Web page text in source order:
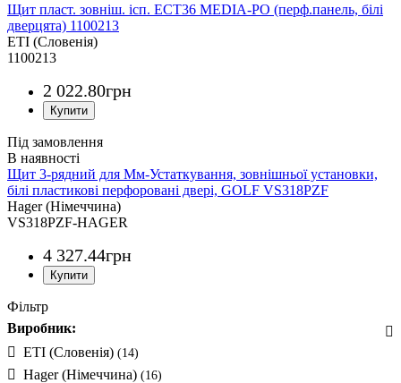
Щит пласт. зовніш. ісп. ECT36 MEDIA-PO (перф.панель, білі
дверцята) 1100213
ETI (Словенія)
1100213
2 022.80грн
Під замовлення
Щит 3-рядний для Мм-Устаткування, зовнішньої установки,
білі пластикові перфоровані двері, GOLF VS318PZF
Hager (Німеччина)
VS318PZF-HAGER
4 327.44грн
Фільтр
Виробник:
ETI (Словенія) (14)
Hager (Німеччина) (16)